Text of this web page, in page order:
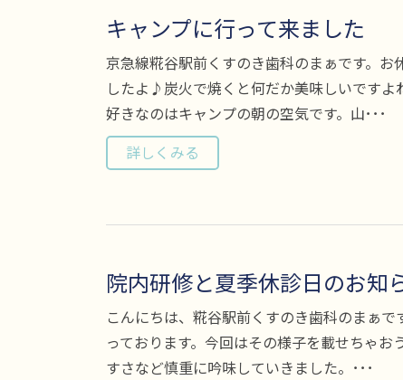
キャンプに行って来ました
京急線糀谷駅前くすのき歯科のまぁです。
したよ♪炭火で焼くと何だか美味しいですよ
好きなのはキャンプの朝の空気です。山･･･
詳しくみる
院内研修と夏季休診日のお知
こんにちは、糀谷駅前くすのき歯科のまぁ
っております。今回はその様子を載せちゃ
すさなど慎重に吟味していきました。･･･